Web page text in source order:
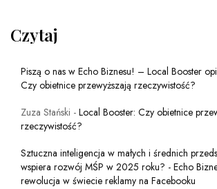
Czytaj
Piszą o nas w Echo Biznesu! – Local Booster
Czy obietnice przewyższają rzeczywistość?
Zuza Stański - Local Booster: Czy obietnice
rzeczywistość?
Sztuczna inteligencja w małych i średnich
wspiera rozwój MŚP w 2025 roku? - Echo
rewolucja w świecie reklamy na Facebooku